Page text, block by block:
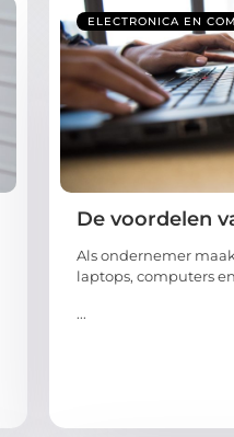
ELECTRONICA EN
De voordelen
Als ondernemer
laptops, computers
...